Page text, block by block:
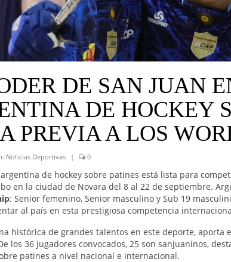
DE SAN JUAN
DE HOCKEY
PREVIA A LOS
Noticias Deportivas | 0
de hockey sobre patines está lista para
en la ciudad de Novara del 8 al 22 de septiembre.
: Senior femenino, Senior masculino y Sub 19
al país en esta prestigiosa competencia
histórica de grandes talentos en este deporte,
los 36 jugadores convocados, 25 son sanjuaninos,
patines a nivel nacional e internacional.